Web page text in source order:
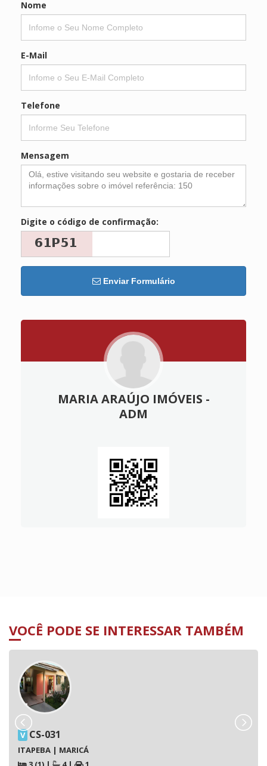
Nome
E-Mail
Telefone
Mensagem
Digite o código de confirmação:
Enviar Formulário
MARIA ARAÚJO IMÓVEIS -
ADM
VOCÊ PODE SE INTERESSAR TAMBÉM
V CS-031
ITAPEBA | MARICÁ